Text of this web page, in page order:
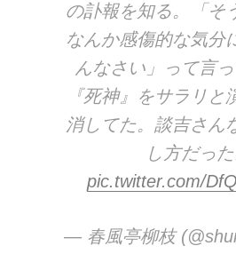
の訃報を知る。「そ
なんか感傷的な気分
んなさい」って言
『死神』をサラリと
消してた。談吉さん
し方だった
pic.twitter.com/
— 春風亭柳枝